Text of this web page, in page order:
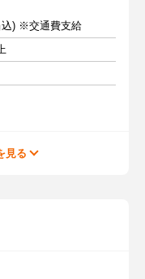
込) ※交通費支給
見る